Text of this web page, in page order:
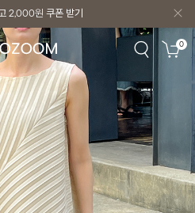
2,000원 쿠폰 받기
2,000원쿠폰 받기 0